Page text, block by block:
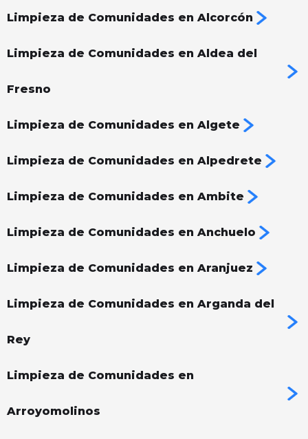
Limpieza de Comunidades en Alcorcón
Limpieza de Comunidades en Aldea del
Fresno
Limpieza de Comunidades en Algete
Limpieza de Comunidades en Alpedrete
Limpieza de Comunidades en Ambite
Limpieza de Comunidades en Anchuelo
Limpieza de Comunidades en Aranjuez
Limpieza de Comunidades en Arganda del
Rey
Limpieza de Comunidades en
Arroyomolinos